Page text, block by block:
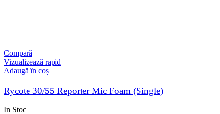
Compară
Vizualizează rapid
Adaugă în coș
Rycote 30/55 Reporter Mic Foam (Single)
In Stoc